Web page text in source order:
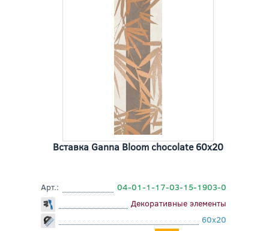
Вставка Ganna Bloom chocolate 60x20
Арт.:
04-01-1-17-03-15-1903-0
Декоративные элементы
60x20